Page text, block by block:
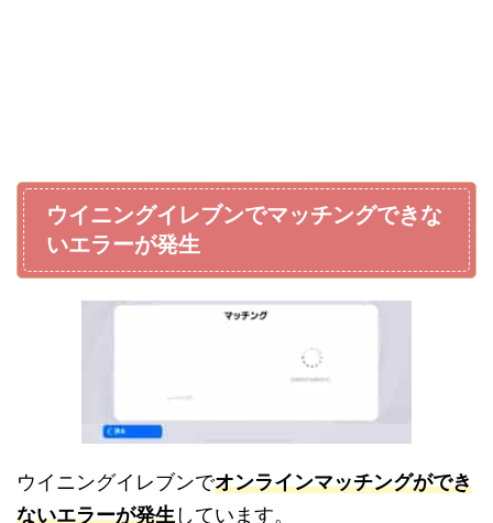
ウイニングイレブンでマッチングできな
いエラーが発生
ウイニングイレブンでオンラインマッチングができ
ないエラーが発生しています。